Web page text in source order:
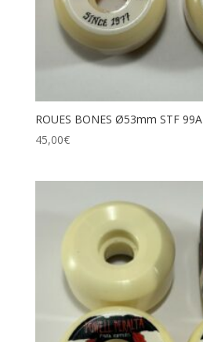
ROUES BONES Ø53mm STF 99A
45,00€